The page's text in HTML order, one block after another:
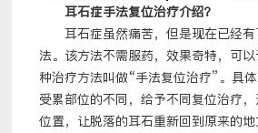
耳石症手法复位治疗介绍？
耳石症虽然痛苦，但是现在已经
法。该方法不需服药，效果奇特，可
种治疗方法叫做“手法复位治疗”。具
受累部位的不同，给予不同复位治疗
位置，让脱落的耳石重新回到原来的